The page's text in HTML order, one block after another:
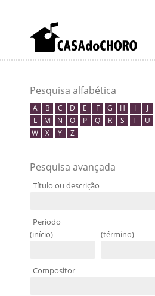
Pesquisa alfabética
A B C D E F G H I J
L
M N O P Q R S T U
W
X Y Z
Pesquisa avançada
Título ou descrição
Período
(início)
(término)
Compositor